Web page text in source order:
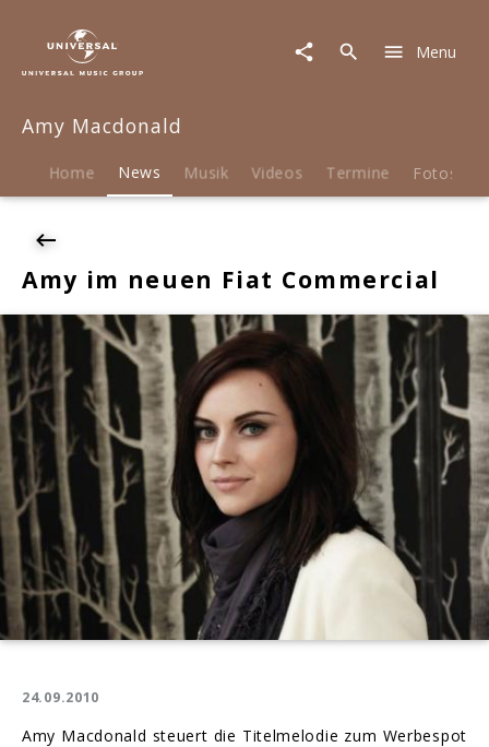
Macdonald
News
Amy
Fiat
Menu
Amy Macdonald
Home News Musik Videos Termine Fotos
Amy im neuen Fiat Commercial
24.09.2010
Amy Macdonald steuert die Titelmelodie zum Werbespot